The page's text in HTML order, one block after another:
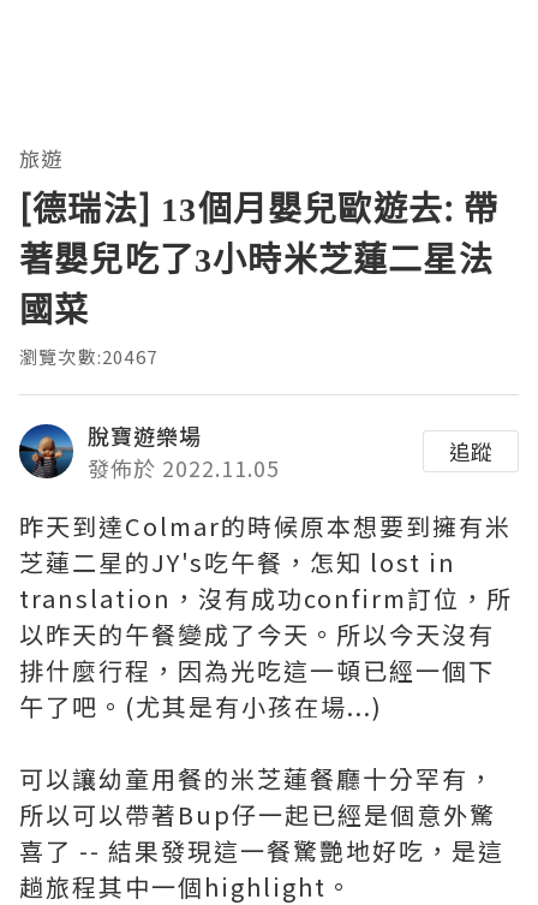
旅遊
[德瑞法] 13個月嬰兒歐遊去: 帶
著嬰兒吃了3小時米芝蓮二星法
國菜
瀏覽次數:20467
脫寶遊樂場
發佈於 2022.11.05
追蹤
昨天到達Colmar的時候原本想要到擁有米
芝蓮二星的JY's吃午餐，怎知 lost in
translation，沒有成功confirm訂位，所
以昨天的午餐變成了今天。所以今天沒有
排什麼行程，因為光吃這一頓已經一個下
午了吧。(尤其是有小孩在場...)
可以讓幼童用餐的米芝蓮餐廳十分罕有，
所以可以帶著Bup仔一起已經是個意外驚
喜了 -- 結果發現這一餐驚艷地好吃，是這
趟旅程其中一個highlight。